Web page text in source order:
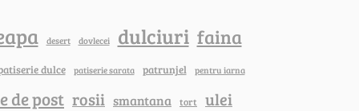
desert dovlecei dulciuri faina
dulce patiserie sarata patrunjel pentru iarna
de post rosii smantana tort ulei